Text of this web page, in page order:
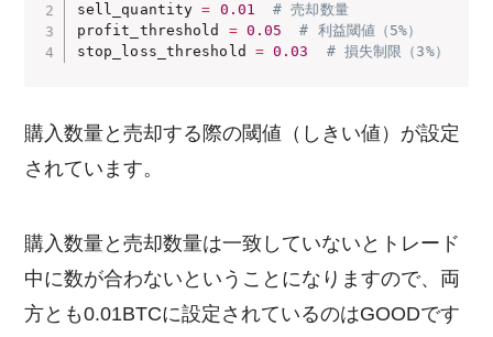
sell_quantity = 0.01
# 売却数量
profit_threshold = 0.05
# 利益閾値（5%）
stop_loss_threshold = 0.03 # 損失制限（3%）
購入数量と売却する際の閾値（しきい値）が設定
されています。
購入数量と売却数量は一致していないとトレード
中に数が合わないということになりますので、両
方とも0.01BTCに設定されているのはGOODです